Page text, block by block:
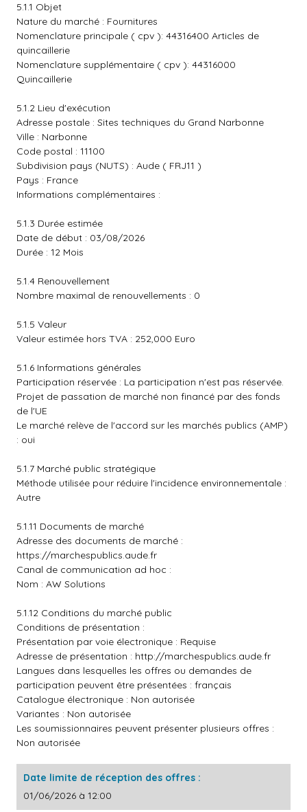
5.1.1 Objet
Nature du marché : Fournitures
Nomenclature principale ( cpv ): 44316400 Articles de
quincaillerie
Nomenclature supplémentaire ( cpv ): 44316000
Quincaillerie
5.1.2 Lieu d'exécution
Adresse postale : Sites techniques du Grand Narbonne
Ville : Narbonne
Code postal : 11100
Subdivision pays (NUTS) : Aude ( FRJ11 )
Pays : France
Informations complémentaires :
5.1.3 Durée estimée
Date de début : 03/08/2026
Durée : 12 Mois
5.1.4 Renouvellement
Nombre maximal de renouvellements : 0
5.1.5 Valeur
Valeur estimée hors TVA : 252,000 Euro
5.1.6 Informations générales
Participation réservée : La participation n'est pas réservée.
Projet de passation de marché non financé par des fonds
de l'UE
Le marché relève de l'accord sur les marchés publics (AMP)
: oui
5.1.7 Marché public stratégique
Méthode utilisée pour réduire l'incidence environnementale :
Autre
5.1.11 Documents de marché
Adresse des documents de marché :
https://marchespublics.aude.fr
Canal de communication ad hoc :
Nom : AW Solutions
5.1.12 Conditions du marché public
Conditions de présentation :
Présentation par voie électronique : Requise
Adresse de présentation : http://marchespublics.aude.fr
Langues dans lesquelles les offres ou demandes de
participation peuvent être présentées : français
Catalogue électronique : Non autorisée
Variantes : Non autorisée
Les soumissionnaires peuvent présenter plusieurs offres :
Non autorisée
Date limite de réception des offres :
01/06/2026 à 12:00